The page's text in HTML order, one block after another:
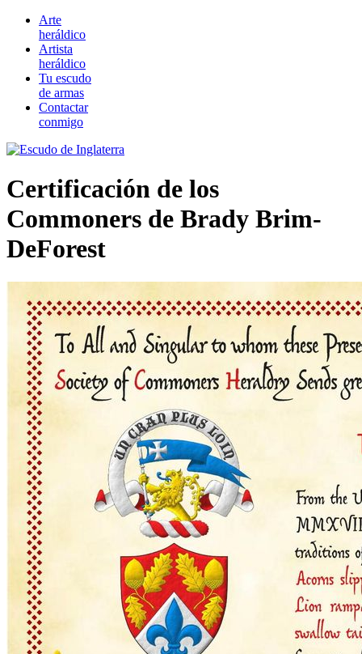
Arte
heráldico
Artista
heráldico
Tu escudo
de armas
Contactar
conmigo
Certificación de los
Commoners de Brady Brim-
DeForest